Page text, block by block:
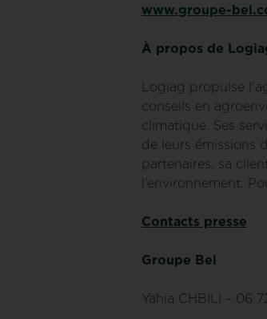
www.groupe-
À propos de
Logiag propulse
conseils en
climatique. Ses
de leurs émissions
partenaires, sa
l’environnement.
Contacts presse
Groupe Bel
Yahia CHBILI – 06